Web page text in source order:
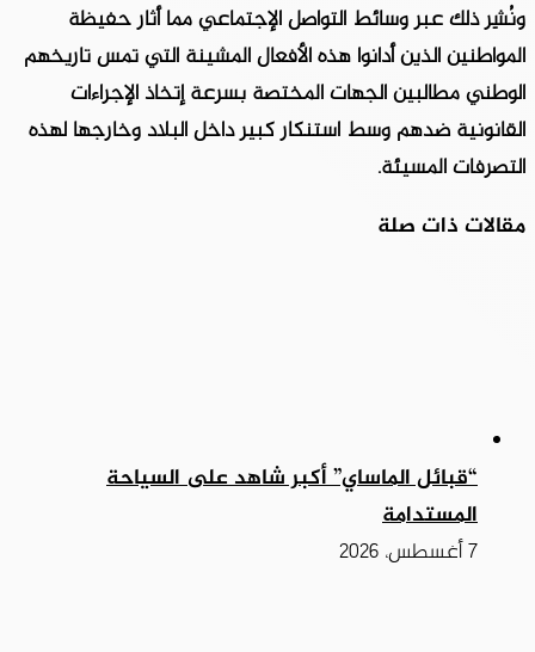
ونُشِر ذلك عبر وسائط التواصل الإجتماعي مما أثار حفيظة
المواطنين الذين أدانوا هذه الأفعال المشينة التي تمس تاريخهم
الوطني مطالبين الجهات المختصة بسرعة إتخاذ الإجراءات
القانونية ضدهم وسط استنكار كبير داخل البلاد وخارجها لهذه
التصرفات المسيئة.
مقالات ذات صلة
“قبائل الماساي” أكبر شاهد على السياحة
المستدامة
7 أغسطس، 2026